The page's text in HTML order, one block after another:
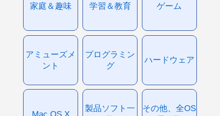
家庭＆趣味 学習＆教育 ゲーム
アミューズメ
ント
プログラミン
グ
ハードウェア
Mac OS X
製品ソフト一
その他、全OS